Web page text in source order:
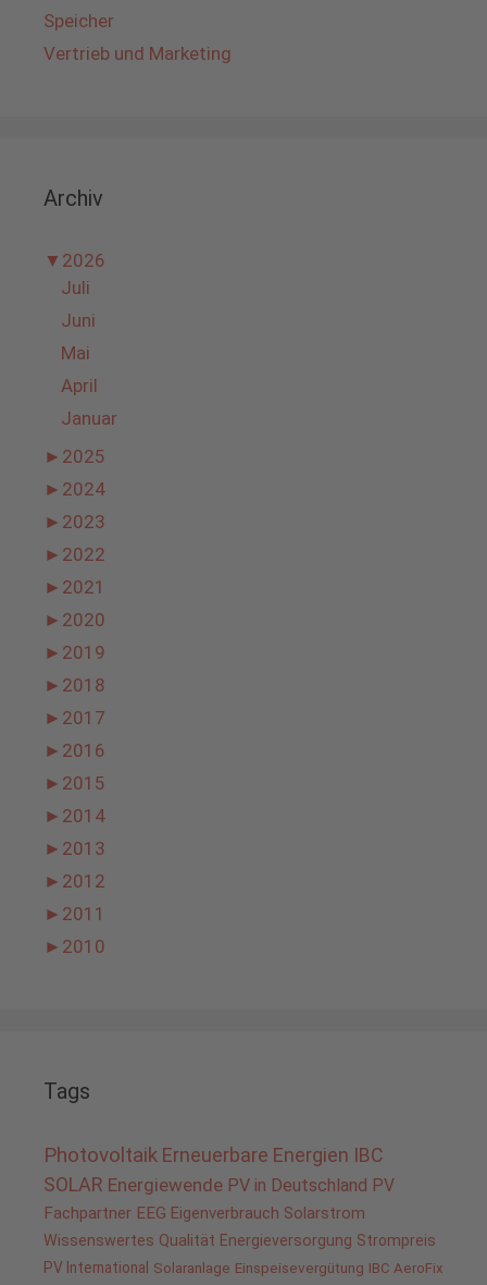
Speicher
Vertrieb und Marketing
Archiv
▼ 2026
Juli
Juni
Mai
April
Januar
► 2025
► 2024
► 2023
► 2022
► 2021
► 2020
► 2019
► 2018
► 2017
► 2016
► 2015
► 2014
► 2013
► 2012
► 2011
► 2010
Tags
Photovoltaik Erneuerbare Energien IBC
SOLAR Energiewende PV in Deutschland PV
Fachpartner EEG Eigenverbrauch Solarstrom
Wissenswertes Qualität Energieversorgung Strompreis
PV International Solaranlage Einspeisevergütung IBC AeroFix